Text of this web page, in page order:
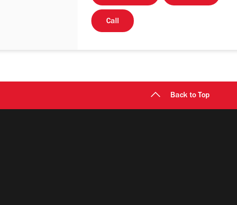
Call
Back to Top